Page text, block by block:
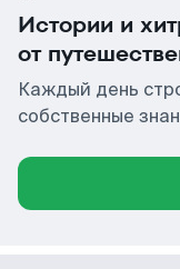
Истории и
от
Каждый день
собственные